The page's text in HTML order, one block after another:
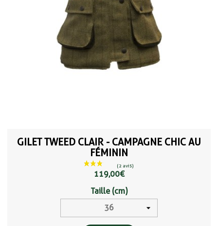
GILET TWEED CLAIR - CAMPAGNE CHIC AU
FÉMININ
119,00 €
Taille (cm)